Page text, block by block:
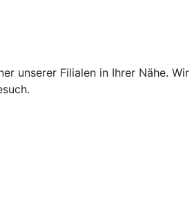
unserer Filialen in Ihrer Nähe. Wir